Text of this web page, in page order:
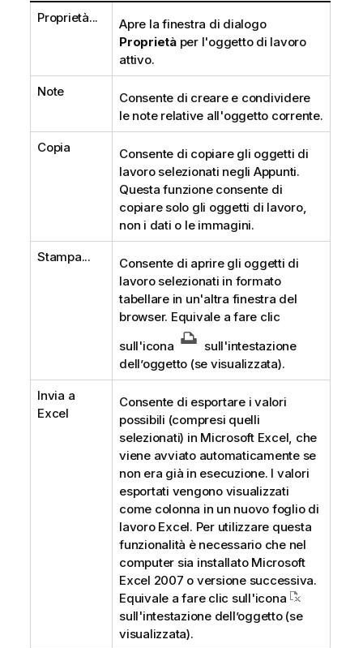
Proprietà...
Apre la finestra di dialogo
Proprietàper l'oggetto di lavoro
attivo.
Note
Consente di creare e condividere
le note relative all'oggetto corrente.
Copia
Consente di copiare gli oggetti di
lavoro selezionati negli Appunti.
Questa funzione consente di
copiare solo gli oggetti di lavoro,
non i dati o le immagini.
Stampa...
Consente di aprire gli oggetti di
lavoro selezionati in formato
tabellare in un'altra finestra del
browser. Equivale a fare clic
sull'icona
sull'intestazione
dell’oggetto (se visualizzata).
Invia a
Excel
Consente di esportare i valori
possibili (compresi quelli
selezionati) in Microsoft Excel, che
viene avviato automaticamente se
non era già in esecuzione. I valori
esportati vengono visualizzati
come colonna in un nuovo foglio di
lavoro Excel. Per utilizzare questa
funzionalità è necessario che nel
computer sia installato Microsoft
Excel 2007 o versione successiva.
Equivale a fare clic sull'icona
sull'intestazione dell’oggetto (se
visualizzata).